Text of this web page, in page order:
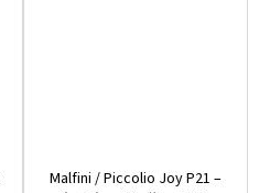
Malfini / Piccolio Joy P21 –